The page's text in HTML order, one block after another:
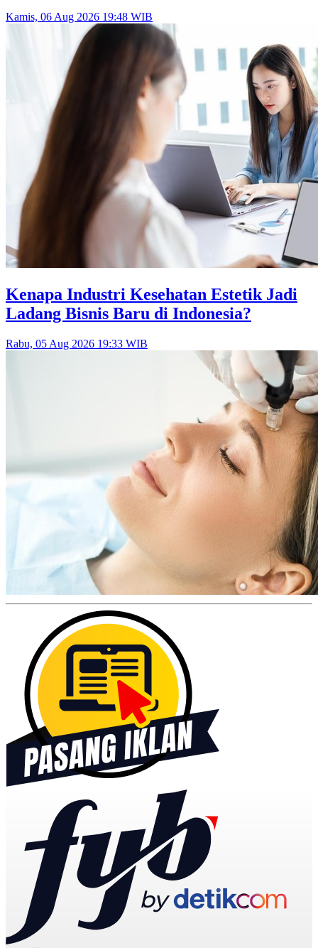
Kamis, 06 Aug 2026 19:48 WIB
Kenapa Industri Kesehatan Estetik Jadi
Ladang Bisnis Baru di Indonesia?
Rabu, 05 Aug 2026 19:33 WIB